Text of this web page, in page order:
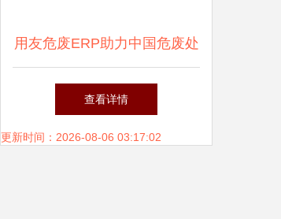
用友危废ERP助力中国危废处
置企业走向精细化、集团化
——古雷通讯翟松访谈
查看详情
更新时间：2026-08-06 03:17:02